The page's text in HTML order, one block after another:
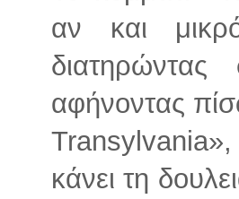
αν και
αφήνοντας
κάνει τη